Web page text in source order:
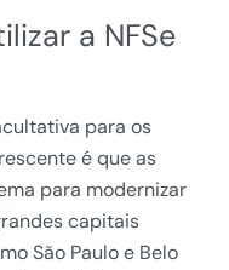
a NFSe
para os
é que as
para modernizar
capitais
São Paulo e Belo